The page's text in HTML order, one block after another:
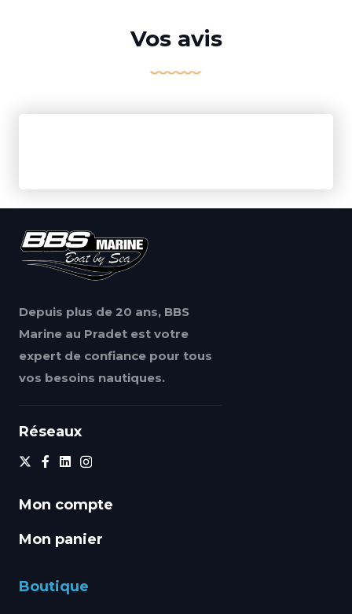
Vos avis
Depuis plus de 20 ans, BBS
Marine au Pradet est votre
expert de confiance pour tous
vos besoins nautiques.
Réseaux
Mon compte
Mon panier
Boutique